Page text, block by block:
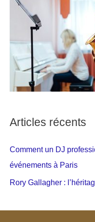
Articles récents
Comment un DJ
événements à Paris
Rory Gallagher :